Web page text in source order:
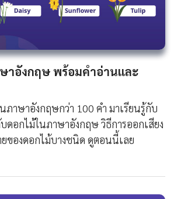
าอังกฤษ พร้อมคำอ่านและ
ภาษาอังกฤษกว่า 100 คำ มาเรียนรู้กับ
บดอกไม้ในภาษาอังกฤษ วิธีการออกเสียง
ของดอกไม้บางชนิด ดูตอนนี้เลย